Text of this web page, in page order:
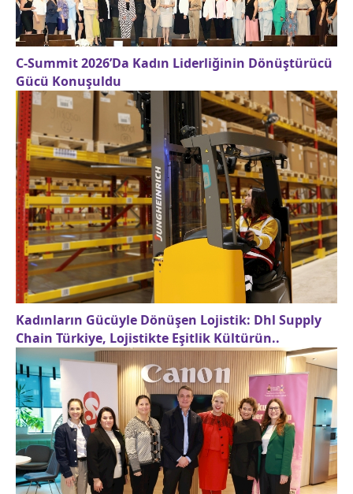
C-Summit 2026’Da Kadın Liderliğinin Dönüştürücü
Gücü Konuşuldu
Kadınların Gücüyle Dönüşen Lojistik: Dhl Supply
Chain Türkiye, Lojistikte Eşitlik Kültürün..